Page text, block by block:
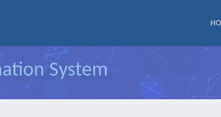
System